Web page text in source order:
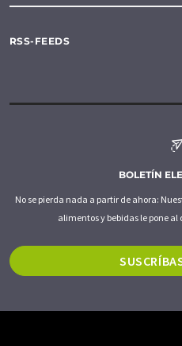
RSS-FEEDS
BOLETÍN
No se pierda nada a partir de ahora:
alimentos y bebidas le pone al